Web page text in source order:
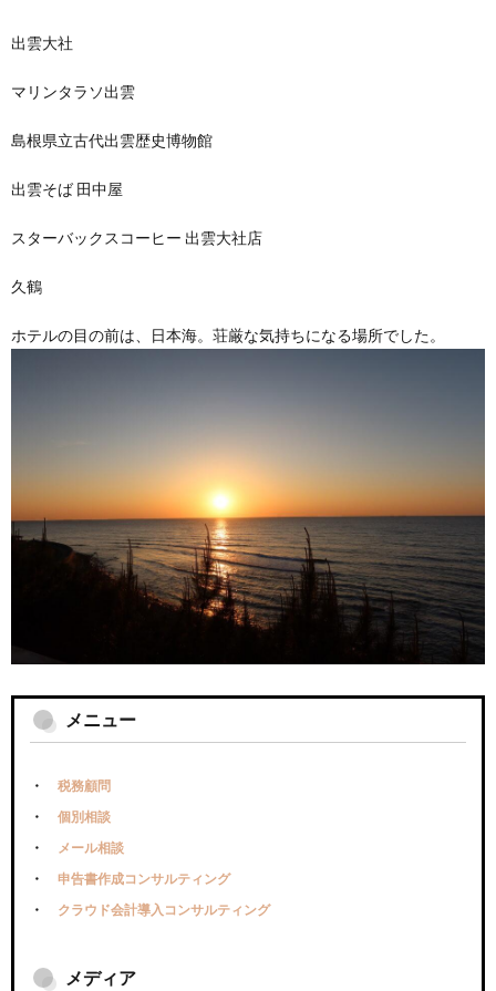
出雲大社
マリンタラソ出雲
島根県立古代出雲歴史博物館
出雲そば 田中屋
スターバックスコーヒー 出雲大社店
久鶴
ホテルの目の前は、日本海。荘厳な気持ちになる場所でした。
メニュー
税務顧問
個別相談
メール相談
申告書作成コンサルティング
クラウド会計導入コンサルティング
メディア